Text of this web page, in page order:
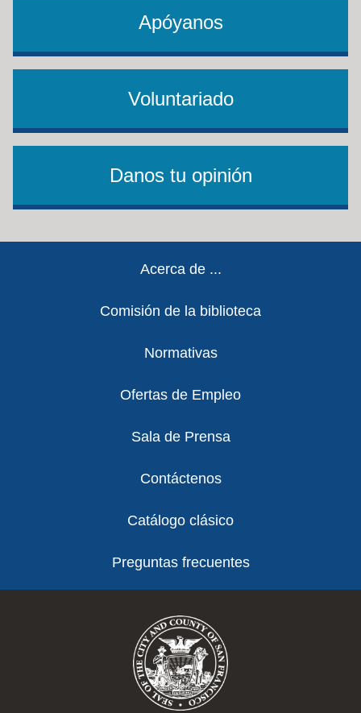
Apóyanos
Voluntariado
Danos tu opinión
Acerca de ...
Comisión de la biblioteca
Normativas
Ofertas de Empleo
Sala de Prensa
Contáctenos
Catálogo clásico
Preguntas frecuentes